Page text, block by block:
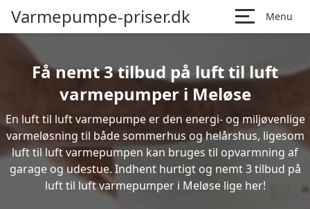
Varmepumpe-priser.dk Menu
Få nemt 3 tilbud på luft til luft
varmepumper i Meløse
En luft til luft varmepumpe er den energi- og miljøvenlige
varmeløsning til både sommerhus og helårshus, ligesom
luft til luft varmepumpen kan bruges til opvarmning af
garage og udestue. Indhent hurtigt og nemt 3 tilbud på
luft til luft varmepumper i Meløse lige her!